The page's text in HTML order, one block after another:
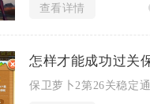
查看详情